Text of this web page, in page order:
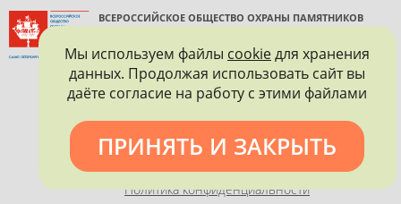
ВСЕРОССИЙСКОЕ ОБЩЕСТВО ОХРАНЫ ПАМЯТНИКОВ
САНКТ-ПЕТЕРБУРГСКОЕ ГОРОДСКОЕ ОТДЕЛЕНИЕ
Политика конфиденциальности
Мы используем файлы cookieдля хранения
данных. Продолжая использовать сайт вы
даёте согласие на работу с этими файлами
ПРИНЯТЬ И ЗАКРЫТЬ